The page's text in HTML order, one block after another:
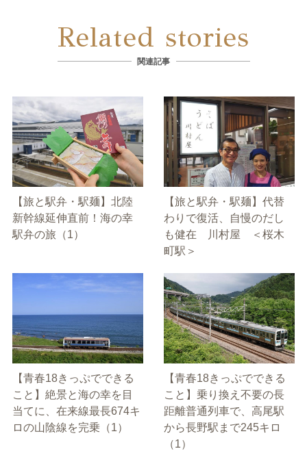
Related stories
関連記事
【旅と駅弁・駅麺】北陸
新幹線延伸直前！海の幸
駅弁の旅（1）
【旅と駅弁・駅麺】代替
わりで復活、自慢のだし
も健在 川村屋 ＜桜木
町駅＞
【青春18きっぷでできる
こと】絶景と海の幸を目
当てに、在来線最長674キ
ロの山陰線を完乗（1）
【青春18きっぷでできる
こと】乗り換え不要の長
距離普通列車で、高尾駅
から長野駅まで245キロ
（1）